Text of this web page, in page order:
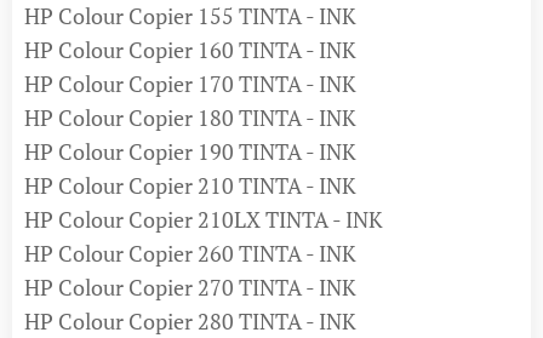
HP Colour Copier 155 TINTA - INK
HP Colour Copier 160 TINTA - INK
HP Colour Copier 170 TINTA - INK
HP Colour Copier 180 TINTA - INK
HP Colour Copier 190 TINTA - INK
HP Colour Copier 210 TINTA - INK
HP Colour Copier 210LX TINTA - INK
HP Colour Copier 260 TINTA - INK
HP Colour Copier 270 TINTA - INK
HP Colour Copier 280 TINTA - INK